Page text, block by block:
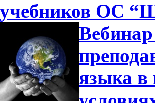
учебников ОС
языка в